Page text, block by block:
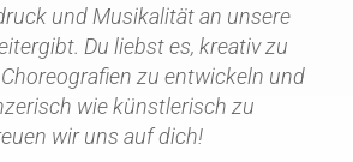
und Musikalität an unsere
Du liebst es, kreativ zu
zu entwickeln und
wie künstlerisch zu
wir uns auf dich!